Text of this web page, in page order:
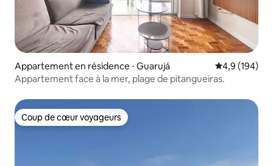
Appartement en résidence ⋅ Guarujá Évaluation
4,9 (194)
Appartement face à la mer, plage de pitangueiras.
Coup de cœur voyageurs
Coup de cœur voyageurs